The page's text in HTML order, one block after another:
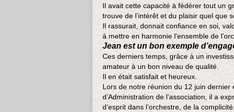
Il avait cette capacité à fédérer tout un
trouve de l’intérêt et du plaisir quel que
Il rassurait, donnait confiance en soi,
à mettre en harmonie l’ensemble de
Jean est un bon exemple
Ces derniers temps, grâce à un
amateur à un bon niveau de qualité.
Il en était satisfait et heureux.
Lors de notre réunion du 12 juin
d’Administration de l’association, il a
d’esprit dans l’orchestre, de la complicité.